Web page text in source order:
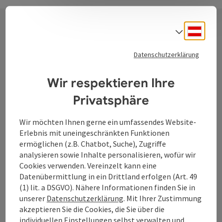
Tourismusverband Donauregion
Oberösterreich
WGD Donau Oberösterreich Tourismus
GmbH
Lindengasse 9
4040 Linz
+43 732 7277 - 888
Datenschutzerklärung
Wir respektieren Ihre
Privatsphäre
Wir möchten Ihnen gerne ein umfassendes Website-
Erlebnis mit uneingeschränkten Funktionen
ermöglichen (z.B. Chatbot, Suche), Zugriffe
analysieren sowie Inhalte personalisieren, wofür wir
Cookies verwenden. Vereinzelt kann eine
Datenübermittlung in ein Drittland erfolgen (Art. 49
(1) lit. a DSGVO). Nähere Informationen finden Sie in
unserer Datenschutzerklärung. Mit Ihrer Zustimmung
akzeptieren Sie die Cookies, die Sie über die